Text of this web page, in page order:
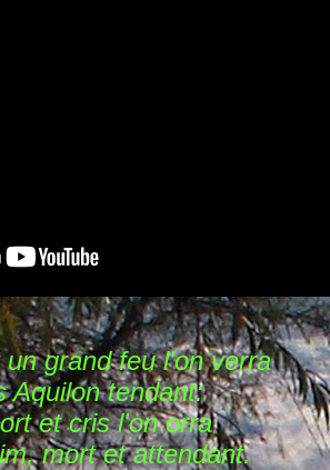
grand feu l'on verra
Aquilon tendant:
et cris l'on orra
mort et attendant.